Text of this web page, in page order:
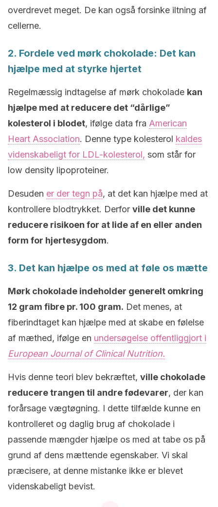
overdrevet meget. De kan også forsinke iltning af
cellerne.
2. Fordele ved mørk chokolade: Det kan
hjælpe med at styrke hjertet
Regelmæssig indtagelse af mørk chokolade kan
hjælpe med at reducere det “dårlige”
kolesterol i blodet, ifølge data fra American
Heart Association. Denne type kolesterol kaldes
videnskabeligt for LDL-kolesterol, som står for
low density lipoproteiner.
Desuden er der tegn på, at det kan hjælpe med at
kontrollere blodtrykket. Derfor ville det kunne
reducere risikoen for at lide af en eller anden
form for hjertesygdom.
3. Det kan hjælpe os med at føle os mætte
Mørk chokolade indeholder generelt omkring
12 gram fibre pr. 100 gram. Det menes, at
fiberindtaget kan hjælpe med at skabe en følelse
af mæthed, ifølge en undersøgelse offentliggjort i
European Journal of Clinical Nutrition.
Hvis denne teori blev bekræftet, ville chokolade
reducere trangen til andre fødevarer, der kan
forårsage vægtøgning. I dette tilfælde kunne en
kontrolleret og daglig brug af chokolade i
passende mængder hjælpe os med at tabe os på
grund af dens mættende egenskaber. Vi skal
præcisere, at denne mistanke ikke er blevet
videnskabeligt bevist.